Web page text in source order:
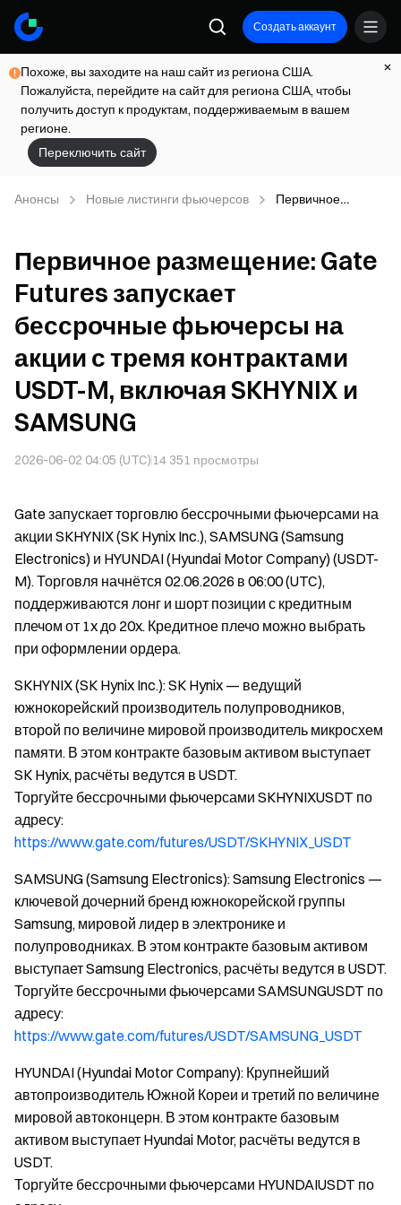
Создать аккаунт
Похоже, вы заходите на наш сайт из региона США.
Пожалуйста, перейдите на сайт для региона США, чтобы
получить доступ к продуктам, поддерживаемым в вашем
регионе.
Переключить сайт
Анонсы Новые листинги фьючерсов
Первичное
бессрочные
фьючерсы на
USDT-M, включая
SKHYNIX и
SAMSUNG
Первичное размещение: Gate
Futures запускает
бессрочные фьючерсы на
акции с тремя контрактами
USDT-M, включая SKHYNIX и
SAMSUNG
2026-06-02 04:05 (UTC) 14 351 просмотры
Gate запускает торговлю бессрочными фьючерсами на
акции SKHYNIX (SK Hynix Inc.), SAMSUNG (Samsung
Electronics) и HYUNDAI (Hyundai Motor Company) (USDT-
M). Торговля начнётся 02.06.2026 в 06:00 (UTC),
поддерживаются лонг и шорт позиции с кредитным
плечом от 1x до 20x. Кредитное плечо можно выбрать
при оформлении ордера.
SKHYNIX (SK Hynix Inc.): SK Hynix — ведущий
южнокорейский производитель полупроводников,
второй по величине мировой производитель микросхем
памяти. В этом контракте базовым активом выступает
SK Hynix, расчёты ведутся в USDT.
Торгуйте бессрочными фьючерсами SKHYNIXUSDT по
адресу:
https://www.gate.com/futures/USDT/SKHYNIX_USDT
SAMSUNG (Samsung Electronics): Samsung Electronics —
ключевой дочерний бренд южнокорейской группы
Samsung, мировой лидер в электронике и
полупроводниках. В этом контракте базовым активом
выступает Samsung Electronics, расчёты ведутся в USDT.
Торгуйте бессрочными фьючерсами SAMSUNGUSDT по
адресу:
https://www.gate.com/futures/USDT/SAMSUNG_USDT
HYUNDAI (Hyundai Motor Company): Крупнейший
автопроизводитель Южной Кореи и третий по величине
мировой автоконцерн. В этом контракте базовым
активом выступает Hyundai Motor, расчёты ведутся в
USDT.
Торгуйте бессрочными фьючерсами HYUNDAIUSDT по